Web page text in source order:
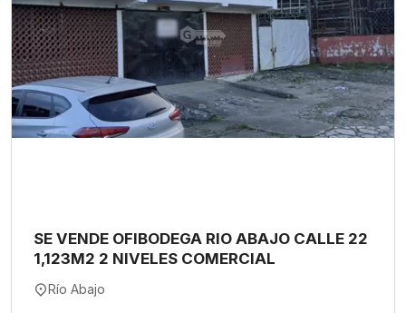
SE VENDE OFIBODEGA RIO ABAJO CALLE 22
1,123M2 2 NIVELES COMERCIAL
Río Abajo